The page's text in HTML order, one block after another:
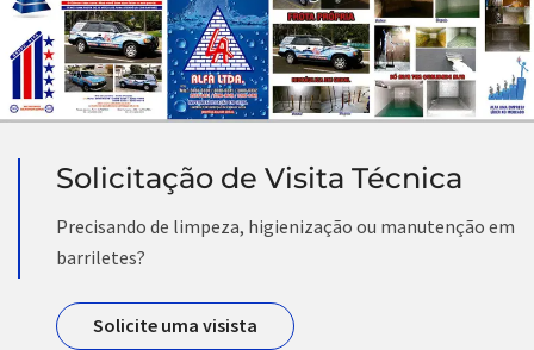
Solicitação de Visita Técnica
Precisando de limpeza, higienização ou manutenção em
barriletes?
Solicite uma visista